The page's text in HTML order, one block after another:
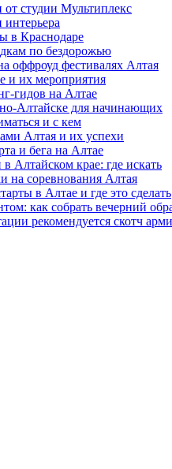
студии Мультиплекс
в Краснодаре
по бездорожью
оффроуд фестивалях Алтая
и их мероприятия
гидов на Алтае
Алтайске для начинающих
и с кем
Алтая и их успехи
и бега на Алтае
Алтайском крае: где искать
на соревнования Алтая
в Алтае и где это сделать
как собрать вечерний
рекомендуется скотч